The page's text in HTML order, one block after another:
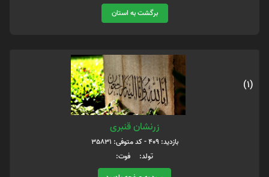
برگشت به استان
(1)
زرنشان قنبری
بازدید: 409 - کد متوفی: 35831
تولد: فوت: